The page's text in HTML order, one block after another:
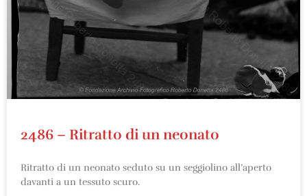
2486 – Ritratto di un neonato
Ritratto di un neonato seduto su un seggiolino all’aperto
davanti a un tessuto scuro.